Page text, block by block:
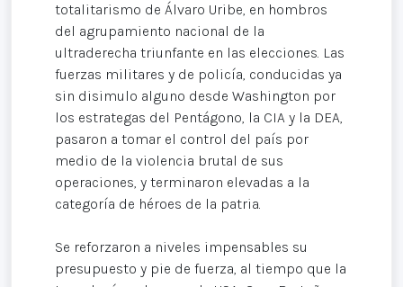
totalitarismo de Álvaro Uribe, en hombros
del agrupamiento nacional de la
ultraderecha triunfante en las elecciones. Las
fuerzas militares y de policía, conducidas ya
sin disimulo alguno desde Washington por
los estrategas del Pentágono, la CIA y la DEA,
pasaron a tomar el control del país por
medio de la violencia brutal de sus
operaciones, y terminaron elevadas a la
categoría de héroes de la patria.
Se reforzaron a niveles impensables su
presupuesto y pie de fuerza, al tiempo que la